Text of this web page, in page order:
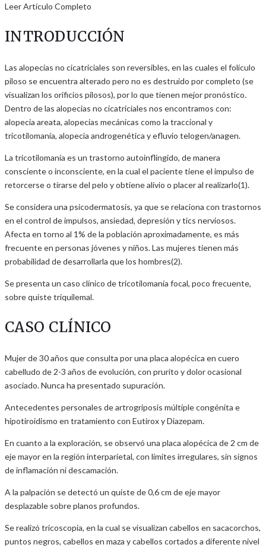
Leer Artículo Completo
INTRODUCCIÓN
Las alopecias no cicatriciales son reversibles, en las cuales el folículo
piloso se encuentra alterado pero no es destruido por completo (se
visualizan los orificios pilosos), por lo que tienen mejor pronóstico.
Dentro de las alopecias no cicatriciales nos encontramos con:
alopecia areata, alopecias mecánicas como la traccional y
tricotilomanía, alopecia androgenética y efluvio telogen/anagen.
La tricotilomanía es un trastorno autoinflingido, de manera
consciente o inconsciente, en la cual el paciente tiene el impulso de
retorcerse o tirarse del pelo y obtiene alivio o placer al realizarlo(1).
Se considera una psicodermatosis, ya que se relaciona con trastornos
en el control de impulsos, ansiedad, depresión y tics nerviosos.
Afecta en torno al 1% de la población aproximadamente, es más
frecuente en personas jóvenes y niños. Las mujeres tienen más
probabilidad de desarrollarla que los hombres(2).
Se presenta un caso clínico de tricotilomanía focal, poco frecuente,
sobre quiste triquilemal.
CASO CLÍNICO
Mujer de 30 años que consulta por una placa alopécica en cuero
cabelludo de 2-3 años de evolución, con prurito y dolor ocasional
asociado. Nunca ha presentado supuración.
Antecedentes personales de artrogriposis múltiple congénita e
hipotiroidismo en tratamiento con Eutirox y Diazepam.
En cuanto a la exploración, se observó una placa alopécica de 2 cm de
eje mayor en la región interparietal, con límites irregulares, sin signos
de inflamación ni descamación.
A la palpación se detectó un quiste de 0,6 cm de eje mayor
desplazable sobre planos profundos.
Se realizó tricoscopia, en la cual se visualizan cabellos en sacacorchos,
puntos negros, cabellos en maza y cabellos cortados a diferente nivel